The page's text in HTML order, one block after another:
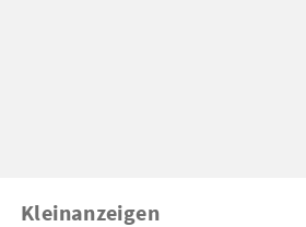
Kleinanzeigen